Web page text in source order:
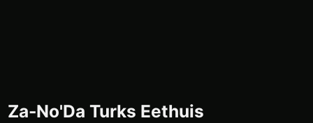
Za-No'Da Turks Eethuis